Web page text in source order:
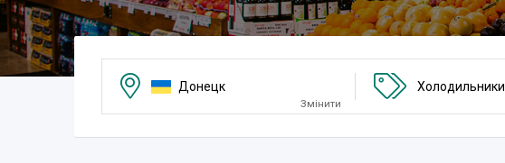
Донецк
Змінити
Холодильники